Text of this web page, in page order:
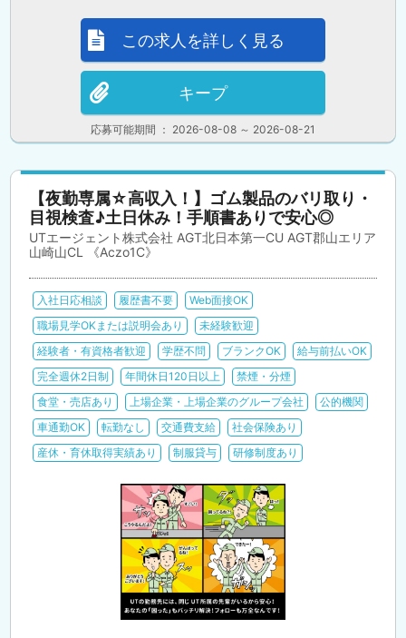
応募可能期間 ： 2026-08-08 ～ 2026-08-21
この求人を詳しく見る
キープ
【夜勤専属☆高収入！】ゴム製品のバリ取り・
目視検査♪土日休み！手順書ありで安心◎
UTエージェント株式会社 AGT北日本第一CU AGT郡山エリア
山崎山CL 《Aczo1C》
入社日応相談 履歴書不要
Web面接OK
職場見学OKまたは説明会あり
未経験歓迎
経験者・有資格者歓迎
学歴不問 ブランクOK
給与前払いOK
完全週休2日制
年間休日120日以上
禁煙・分煙
食堂・売店あり
上場企業・上場企業のグループ会社
公的機関
車通勤OK
転勤なし 交通費支給
社会保険あり
産休・育休取得実績あり
制服貸与 研修制度あり